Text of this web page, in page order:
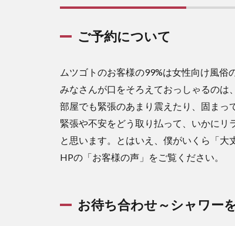
ご予約について
ムツゴトのお客様の99%は女性向け風俗
みなさんが口をそろえておっしゃるのは
部屋でも緊張のあまり震えたり、固まっ
緊張や不安をどう取り払って、いかにリ
と思います。とはいえ、僕がいくら「
HPの「お客様の声」をご覧ください。
お待ち合わせ～シャワー